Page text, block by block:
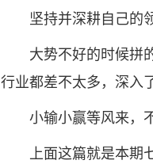
坚持并深耕自己的领
大势不好的时候拼的
行业都差不太多，深入
小输小赢等风来，不
上面这篇就是本期七